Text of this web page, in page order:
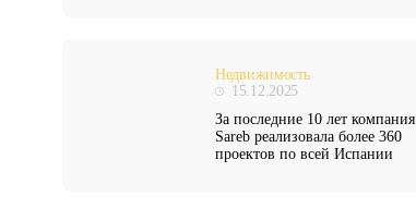
Недвижимость
15.12.2025
За последние 10 лет компания
Sareb реализовала более 360
проектов по всей Испании